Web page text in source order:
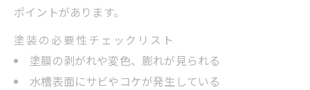
ポイントがあります。
塗装の必要性チェックリスト
塗膜の剥がれや変色、膨れが見られる
水槽表面にサビやコケが発生している